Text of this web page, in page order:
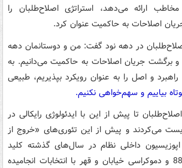
ارائه می‌دهد، استراتژی اصلاح‌طلبان را
اصلاحات به حاکمیت عنوان کرد.
در دهه نود گفت:‌ من و دوستانمان دهه
و برگشت جریان اصلاحات به حاکمیت می‌دانیم. به
و اصل را به عنوان رویکرد بپذیریم، طبیعی
بیاییم و سهم‌خواهی نکنیم.
تا پیش از این با ایدئولوژی رایکالی در
می‌کردند و پیش از این تئوری‌های «‌خروج از
داخلی نظام در سال‌های گذشته کلید
زدند که به فتنه سال 88 و دموکراسی خیابان و قهر با انتخابات انجامیده